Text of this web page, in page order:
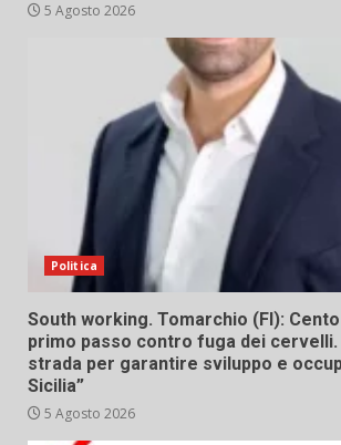
5 Agosto 2026
Politica
South working. Tomarchio (FI):
primo passo contro fuga dei
strada per garantire sviluppo e
Sicilia”
5 Agosto 2026